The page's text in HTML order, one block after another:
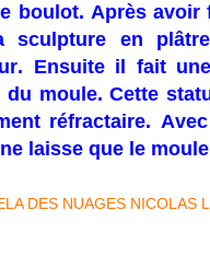
boulot. Après avoir
sculpture en
Ensuite il fait
du moule. Cette
réfractaire.
laisse que le